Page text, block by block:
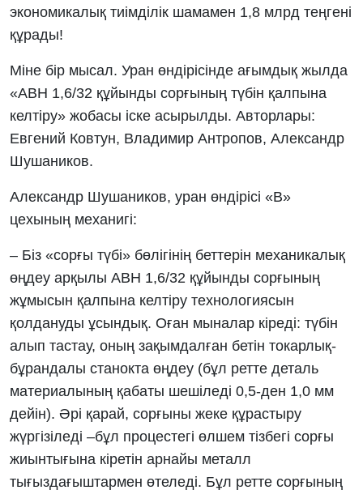
экономикалық тиімділік шамамен 1,8 млрд теңгені
құрады!
Міне бір мысал. Уран өндірісінде ағымдық жылда
«АВН 1,6/32 құйынды сорғының түбін қалпына
келтіру» жобасы іске асырылды. Авторлары:
Евгений Ковтун, Владимир Антропов, Александр
Шушаников.
Александр Шушаников, уран өндірісі «В»
цехының механигі:
– Біз «сорғы түбі» бөлігінің беттерін механикалық
өңдеу арқылы АВН 1,6/32 құйынды сорғының
жұмысын қалпына келтіру технологиясын
қолдануды ұсындық. Оған мыналар кіреді: түбін
алып тастау, оның зақымдалған бетін токарлық-
бұрандалы станокта өңдеу (бұл ретте деталь
материалының қабаты шешіледі 0,5-ден 1,0 мм
дейін). Әрі қарай, сорғыны жеке құрастыру
жүргізіледі –бұл процестегі өлшем тізбегі сорғы
жиынтығына кіретін арнайы металл
тығыздағыштармен өтеледі. Бұл ретте сорғының